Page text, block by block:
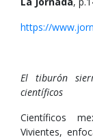
https://
El tiburón
científicos
Científicos
Vivientes,